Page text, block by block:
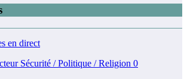
Sécurité / Politique / Religion 0